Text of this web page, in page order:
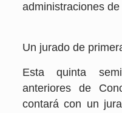
administraciones de
Un jurado de
Esta quinta
anteriores de
contará con un